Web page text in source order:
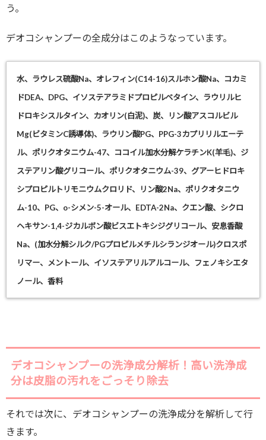
う。
デオコシャンプーの全成分はこのようなっています。
水、 ラウレス硫酸Na、オレフィン(C14-16)スルホン酸Na、コカミ
ドDEA、DPG、 イソステアラミドプロピルベタイン、ラウリルヒ
ドロキシスルタイン、 カオリン(白泥)、炭、リン酸アスコルビル
Mg(ビタミンC誘導体)、 ラウリン酸PG、 PPG-3カプリリルエーテ
ル、ポリクオタニウム-47、 ココイル加水分解ケラチンK(羊毛)、ジ
ステアリン酸グリコール、ポリクオタニウム-39、グアーヒドロキ
シプロピルトリモニウムクロリド、リン酸2Na、ポリクオタニウ
ム-10、PG、o-シメン-5-オール、EDTA-2Na、クエン酸、 シクロ
ヘキサン-1,4-ジカルボン酸ビスエトキシジグリコール、安息香酸
Na、 (加水分解シルク/PGプロピルメチルシランジオール)クロスポ
リマー、メントール、イソステアリルアルコール、フェノキシエタ
ノール、香料
デオコシャンプーの洗浄成分解析！高い洗浄成
分は皮脂の汚れをごっそり除去
それでは次に、デオコシャンプーの洗浄成分を解析して行
きます。